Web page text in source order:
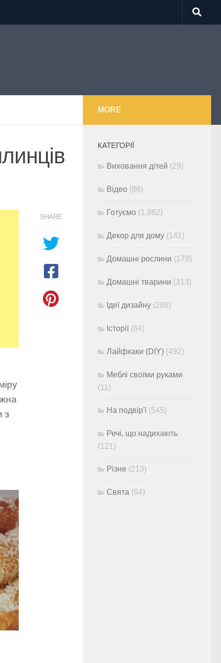
з
SHARE
MORE
КАТЕГОРІЇ
Виховання дітей (29)
Відео (86)
Готуємо (1,982)
Декор для дому (141)
Домашні рослини (179)
Домашні тварини (313)
Ідеї дизайну (286)
Історії(64)
Лайфхаки (DIY) (492)
Меблі своїми руками
(11)
На подвір'ї(545)
Речі, що надихають
(121)
Різне (213)
Свята (64)